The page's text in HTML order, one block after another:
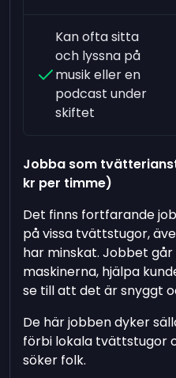
Kan ofta sitta
och lyssna på
musik eller en
podcast under
skiftet
Jobba som
kr per timme)
Det finns fortfarande
på vissa tvättstugor,
har minskat. Jobbet
maskinerna, hjälpa
se till att det är snyggt
De här jobben dyker
förbi lokala tvättstugor
söker folk.